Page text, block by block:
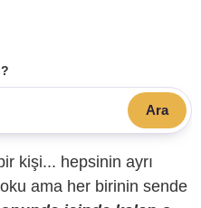
Ara
kişi... hepsinin ayrı
ama her birinin sende